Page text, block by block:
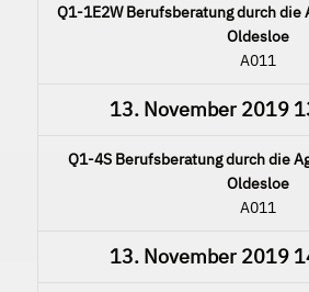
Q1-1E2W Berufsberatung durch die
Oldesloe
A011
13. November 2019
Q1-4S Berufsberatung durch die
Oldesloe
A011
13. November 2019